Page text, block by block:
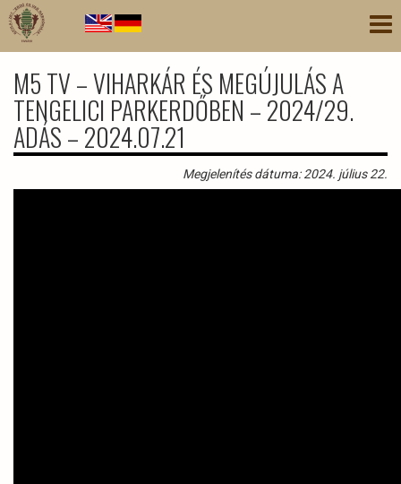
Ugrás
tartalomra
M5 TV – VIHARKÁR ÉS MEGÚJULÁS A
TENGELICI PARKERDŐBEN – 2024/29.
ADÁS – 2024.07.21
Megjelenítés dátuma: 2024. július 22.